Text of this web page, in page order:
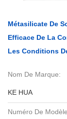
Métasilicate De
Efficace De La
Les Conditions
Nom De Marque:
KE HUA
Numéro De